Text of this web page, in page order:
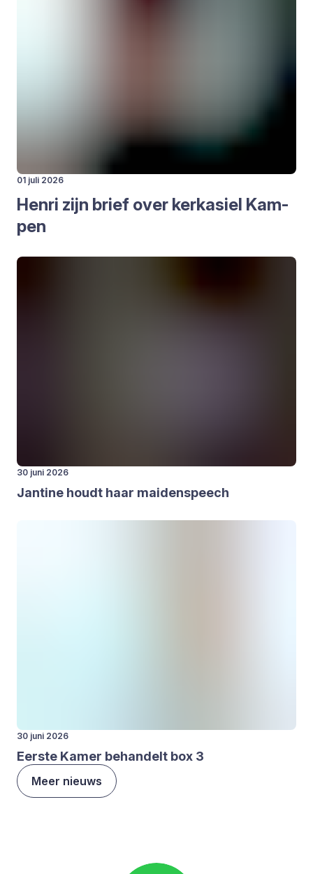
01 juli 2026
Hen­ri zijn brief over kerk­asiel Kam­
pen
30 juni 2026
Jan­ti­ne houdt haar mai­den­speech
30 juni 2026
Eer­ste Kamer behan­delt box 3
Meer nieuws